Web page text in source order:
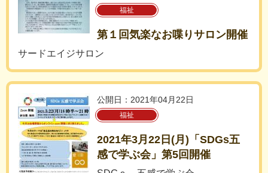
福祉
第１回気楽なお喋りサロン開催
サードエイジサロン
公開日：2021年04月22日
福祉
2021年3月22日(月)「SDGs五
感で学ぶ会」第5回開催